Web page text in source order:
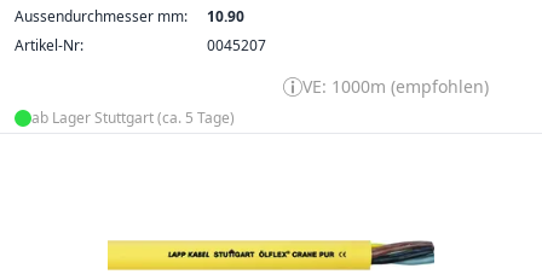
Aussendurchmesser mm:
10.90
Artikel-Nr:
0045207
VE: 1000m (empfohlen)
ab Lager Stuttgart (ca. 5 Tage)